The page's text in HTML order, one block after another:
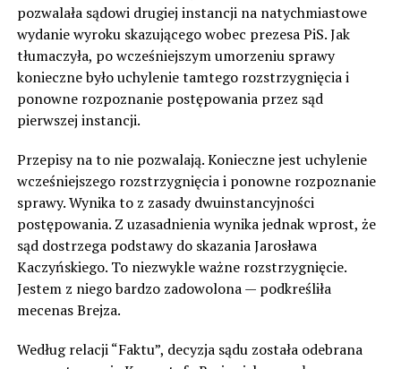
pozwalała sądowi drugiej instancji na natychmiastowe
wydanie wyroku skazującego wobec prezesa PiS. Jak
tłumaczyła, po wcześniejszym umorzeniu sprawy
konieczne było uchylenie tamtego rozstrzygnięcia i
ponowne rozpoznanie postępowania przez sąd
pierwszej instancji.
Przepisy na to nie pozwalają. Konieczne jest uchylenie
wcześniejszego rozstrzygnięcia i ponowne rozpoznanie
sprawy. Wynika to z zasady dwuinstancyjności
postępowania. Z uzasadnienia wynika jednak wprost, że
sąd dostrzega podstawy do skazania Jarosława
Kaczyńskiego. To niezwykle ważne rozstrzygnięcie.
Jestem z niego bardzo zadowolona — podkreśliła
mecenas Brejza.
Według relacji “Faktu”, decyzja sądu została odebrana